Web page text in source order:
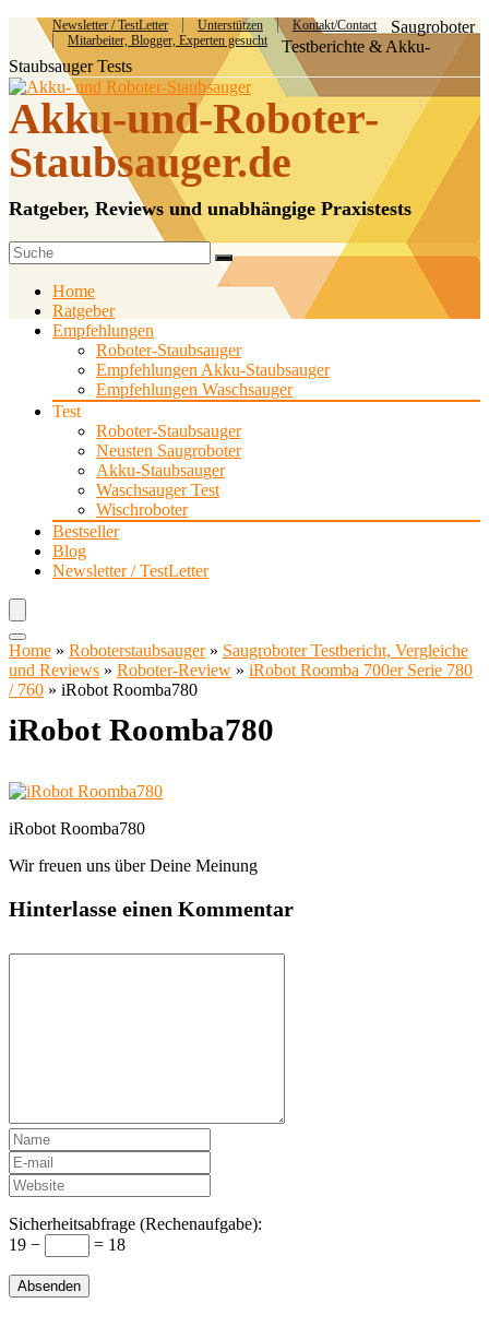
Newsletter / TestLetter Unterstützen
Kontakt/Contact
Mitarbeiter, Blogger, Experten gesucht
Saugroboter
Testberichte & Akku-
Staubsauger Tests
Akku-und-Roboter-
Staubsauger.de
Ratgeber, Reviews und unabhängige Praxistests
Home
Ratgeber
Empfehlungen
Roboter-Staubsauger
Empfehlungen Akku-Staubsauger
Empfehlungen Waschsauger
Test
Roboter-Staubsauger
Neusten Saugroboter
Akku-Staubsauger
Waschsauger Test
Wischroboter
Bestseller
Blog
Newsletter / TestLetter
Home » Roboterstaubsauger» Saugroboter Testbericht, Vergleiche
und Reviews » Roboter-Review » iRobot Roomba 700er Serie 780
/ 760 » iRobot Roomba780
iRobot Roomba780
iRobot Roomba780
Wir freuen uns über Deine Meinung
Hinterlasse einen Kommentar
Sicherheitsabfrage (Rechenaufgabe):
19 −
= 18